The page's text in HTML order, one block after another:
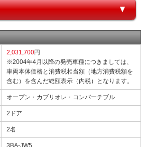
2,031,700円
※2004年4月以降の発売車種につきましては、
車両本体価格と消費税相当額（地方消費税額を
含む）を含んだ総額表示（内税）となります。
オープン・カブリオレ・コンバーチブル
2ドア
2名